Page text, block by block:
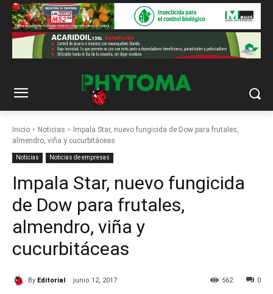
Inicio Noticias
Impala Star, nuevo fungicida de Dow para frutales,
almendro, viña y cucurbitáceas
Noticias Noticias de empresas
Impala Star, nuevo fungicida
de Dow para frutales,
almendro, viña y
cucurbitáceas
By Editorial junio 12, 2017 0
562